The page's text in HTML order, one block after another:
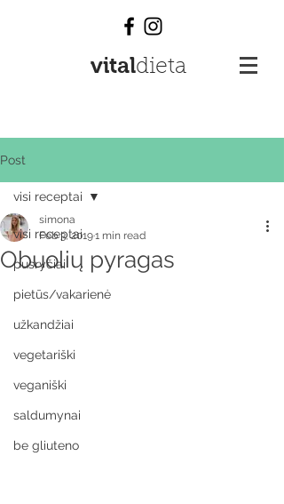
vitaldieta
Post
visi receptai
pusryčiai
pietūs/vakarienė
užkandžiai
vegetariški
veganiški
saldumynai
be gliuteno
visi receptai
Obuolių pyragas
simona
Feb 3, 20191 min read